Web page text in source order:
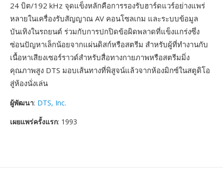
24 บิต/192 kHz จุดแข็งหลักคือการรองรับฮาร์ดแวร์อย่างแพร่
หลายในเครื่องรับสัญญาณ AV คอนโซลเกม และระบบข้อมูล
บันเทิงในรถยนต์ ร่วมกับการปกปิดข้อผิดพลาดที่แข็งแกร่งซึ่ง
ซ่อนปัญหาเล็กน้อยจากแผ่นดิสก์หรือสตรีม สำหรับผู้ที่ทำงานกับ
เนื้อหาเสียงเซอร์ราวด์สำหรับสื่อทางกายภาพหรือสตรีมมิ่ง
คุณภาพสูง DTS มอบเส้นทางที่พิสูจน์แล้วจากห้องมิกซ์ในสตูดิโอ
สู่ห้องนั่งเล่น
ผู้พัฒนา: DTS, Inc.
เผยแพร่ครั้งแรก: 1993